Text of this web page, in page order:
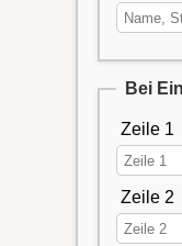
Bei
Zeile 1
Zeile 2